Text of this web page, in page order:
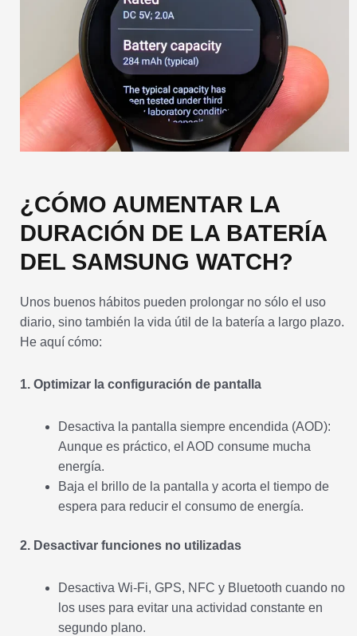
¿CÓMO AUMENTAR LA
DURACIÓN DE LA BATERÍA
DEL SAMSUNG WATCH?
Unos buenos hábitos pueden prolongar no sólo el uso
diario, sino también la vida útil de la batería a largo plazo.
He aquí cómo:
1. Optimizar la configuración de pantalla
Desactiva la pantalla siempre encendida (AOD):
Aunque es práctico, el AOD consume mucha
energía.
Baja el brillo de la pantalla y acorta el tiempo de
espera para reducir el consumo de energía.
2. Desactivar funciones no utilizadas
Desactiva Wi-Fi, GPS, NFC y Bluetooth cuando no
los uses para evitar una actividad constante en
segundo plano.